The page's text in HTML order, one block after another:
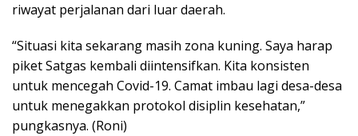
riwayat perjalanan dari luar daerah.
“Situasi kita sekarang masih zona kuning. Saya harap
piket Satgas kembali diintensifkan. Kita konsisten
untuk mencegah Covid-19. Camat imbau lagi desa-desa
untuk menegakkan protokol disiplin kesehatan,”
pungkasnya. (Roni)